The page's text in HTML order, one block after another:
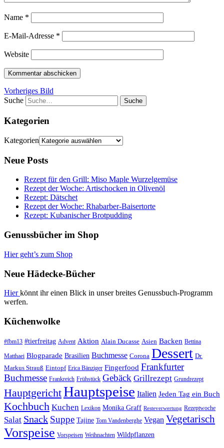
Name *
E-Mail-Adresse *
Website
Vorheriges Bild
Suche
Kategorien
Kategorien
Neue Posts
Rezept für den Grill: Miso Maple Wurzelgemüse
Rezept der Woche: Artischocken in Olivenöl
Rezept: Dätschet
Rezept der Woche: Rhabarber-Baisertorte
Rezept: Kubanischer Brotpudding
Genussbücher im Shop
Hier geht’s zum Shop
Neue Hädecke-Bücher
Hierkönnt ihr einen Blick in unser breites Genussbuch-Programm
werfen.
Küchenwolke
#fbm13 #tierfreitag Advent Aktion Alain Ducasse Asien Backen Bettina
Matthaei Blogparade Brasilien Buchmesse Corona Dessert Dr.
Markus Strauß Eintopf Erica Bänziger Fingerfood Frankfurter
Buchmesse Frankreich Frühstück Gebäck Grillrezept Grundrezept
HauptgerichtHauptspeise Italien Jeden Tag ein Buch
Kochbuch Kuchen Lexikon Monika Graff Resteverwertung Rezeptwoche
Salat Snack Suppe Tajine Tom Vandenberghe Vegan Vegetarisch
Vorspeise Vorspeisen Weihnachten Wildpflanzen